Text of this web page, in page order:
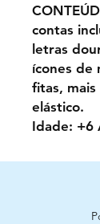
contas
letras
ícones de
fitas,
elástico.
Idade: +6